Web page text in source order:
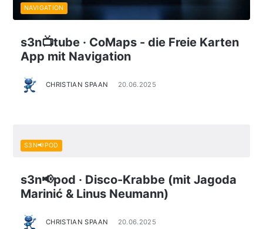
s3n📺tube · CoMaps - die Freie Karten
App mit Navigation
CHRISTIAN SPAAN 20.06.2025
NAVIGATION
s3n📢pod · Disco-Krabbe (mit Jagoda
Marinić & Linus Neumann)
CHRISTIAN SPAAN 20.06.2025
S3N📢POD